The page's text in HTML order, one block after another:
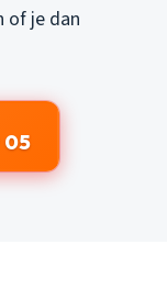
of je dan
05